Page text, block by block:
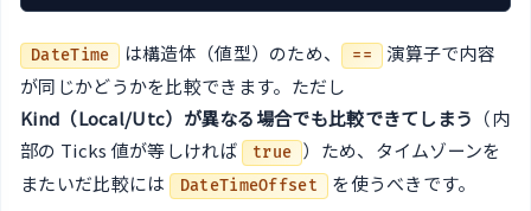
DateTime は構造体（値型）のため、 ==
演算子で内容
が同じかどうかを比較できます。ただし
Kind（Local/Utc）が異なる場合でも比較できてしまう （内
部の Ticks 値が等しければ
true
）ため、タイムゾーンを
またいだ比較には
DateTimeOffset を使うべきです。